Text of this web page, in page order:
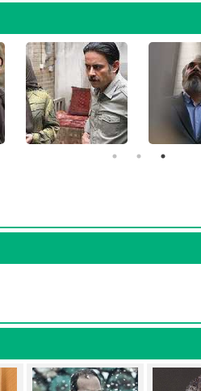
گرم توسط سعید نعمت الهنوشته
درباره داستان زمین گرم منتشر
بازیگرانی چونمرجان شیرمحمدی،